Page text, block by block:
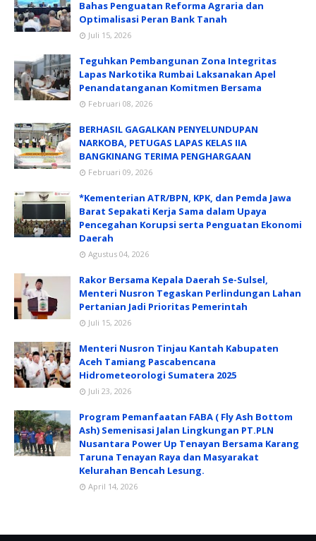
Bahas Penguatan Reforma Agraria dan
Optimalisasi Peran Bank Tanah
Juli 15, 2026
Teguhkan Pembangunan Zona Integritas
Lapas Narkotika Rumbai Laksanakan Apel
Penandatanganan Komitmen Bersama
Februari 08, 2026
BERHASIL GAGALKAN PENYELUNDUPAN
NARKOBA, PETUGAS LAPAS KELAS IIA
BANGKINANG TERIMA PENGHARGAAN
Februari 09, 2026
*Kementerian ATR/BPN, KPK, dan Pemda Jawa
Barat Sepakati Kerja Sama dalam Upaya
Pencegahan Korupsi serta Penguatan Ekonomi
Daerah
Agustus 04, 2026
Rakor Bersama Kepala Daerah Se-Sulsel,
Menteri Nusron Tegaskan Perlindungan Lahan
Pertanian Jadi Prioritas Pemerintah
Juli 15, 2026
Menteri Nusron Tinjau Kantah Kabupaten
Aceh Tamiang Pascabencana
Hidrometeorologi Sumatera 2025
Juli 23, 2026
Program Pemanfaatan FABA ( Fly Ash Bottom
Ash) Semenisasi Jalan Lingkungan PT.PLN
Nusantara Power Up Tenayan Bersama Karang
Taruna Tenayan Raya dan Masyarakat
Kelurahan Bencah Lesung.
April 14, 2026